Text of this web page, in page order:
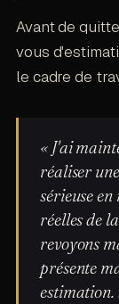
Avant de
vous
le cadre de
« J'ai
réaliser
sérieuse
réelles de la
revoyons
présente
estimation.